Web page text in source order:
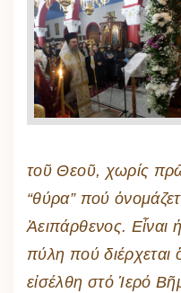
τοῦ Θεοῦ, χωρίς
“θύρα” πού
Ἀειπάρθενος. Εἶναι
πύλη πού διέρχεται
εἰσέλθη στό Ἱερό